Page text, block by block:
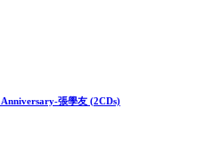
張學友 (2CDs)